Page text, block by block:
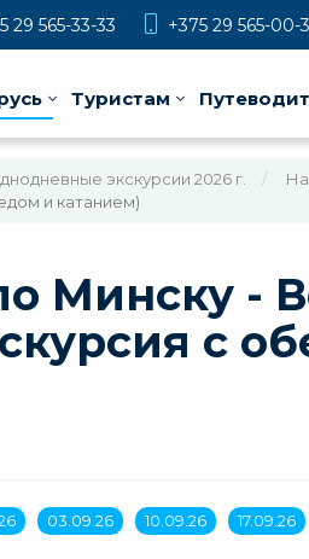
29 565-33-33 +375 29 565-00-
Туристам
экскурсии 2026 г.
и катанием)
Минску -
с
03.09.26 10.09.26 17.09.26